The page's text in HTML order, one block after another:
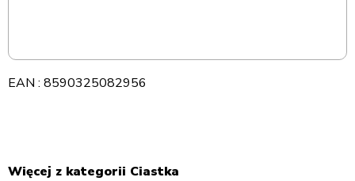
EAN : 8590325082956
Więcej z kategorii Ciastka